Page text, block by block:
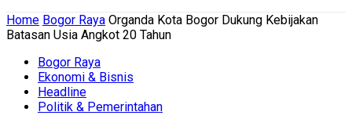
Home Bogor Raya Organda Kota Bogor Dukung Kebijakan
Batasan Usia Angkot 20 Tahun
Bogor Raya
Ekonomi & Bisnis
Headline
Politik & Pemerintahan